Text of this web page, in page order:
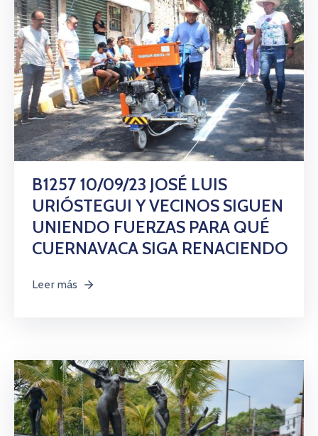
B1257 10/09/23 JOSÉ LUIS
URIÓSTEGUI Y VECINOS SIGUEN
UNIENDO FUERZAS PARA QUÉ
CUERNAVACA SIGA RENACIENDO
Leer más